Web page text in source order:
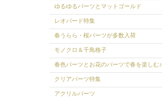
ゆるゆるパーツとマットゴールド
レオパード特集
春うらら・桜パーツが多数入荷
モノクロ＆千鳥格子
春色パーツとお花のパーツで春を楽しむ♪
クリアパーツ特集
アクリルパーツ